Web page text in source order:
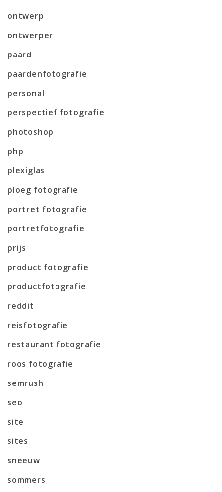
ontwerp
ontwerper
paard
paardenfotografie
personal
perspectief fotografie
photoshop
php
plexiglas
ploeg fotografie
portret fotografie
portretfotografie
prijs
product fotografie
productfotografie
reddit
reisfotografie
restaurant fotografie
roos fotografie
semrush
seo
site
sites
sneeuw
sommers